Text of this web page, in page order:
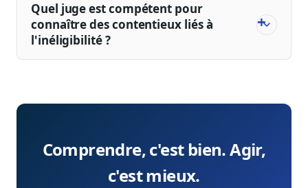
Quel juge est compétent pour
connaître des contentieux liés à
l'inéligibilité ?
Comprendre, c'est bien. Agir,
c'est mieux.